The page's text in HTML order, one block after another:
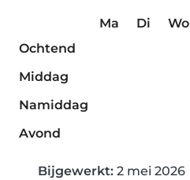
Ma Di Wo
Ochtend
Middag
Namiddag
Avond
Bijgewerkt: 2 mei 2026